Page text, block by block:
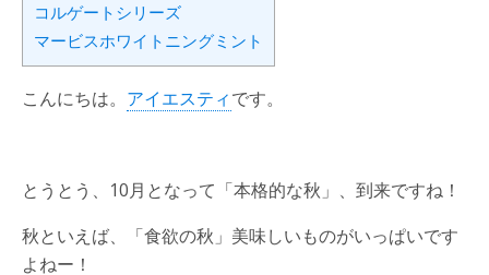
コルゲートシリーズ
マービスホワイトニングミント
こんにちは。 アイエスティです。
とうとう、10月となって「本格的な秋」、到来ですね！
秋といえば、「食欲の秋」美味しいものがいっぱいです
よねー！